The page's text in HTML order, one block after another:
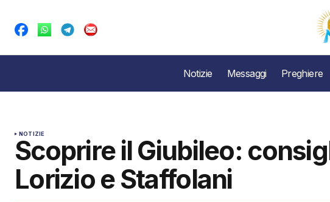
Notizie Messaggi Preghiere
NOTIZIE
Scoprire il Giubileo:
Lorizio e Staffolani